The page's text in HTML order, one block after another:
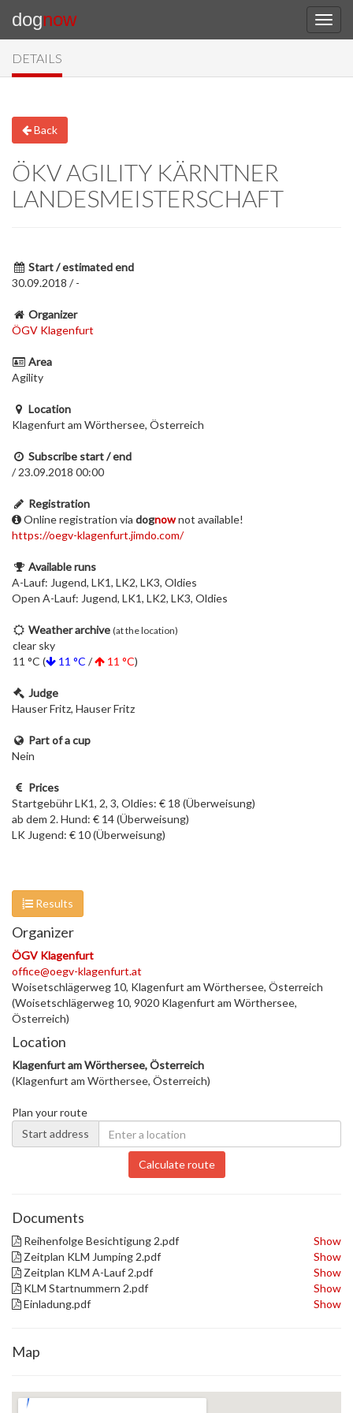
dognow
DETAILS
Back
ÖKV AGILITY KÄRNTNER
LANDESMEISTERSCHAFT
Start / estimated end
30.09.2018 / -
Organizer
ÖGV Klagenfurt
Area
Agility
Location
Klagenfurt am Wörthersee, Österreich
Subscribe start / end
/ 23.09.2018 00:00
Registration
Online registration via dognownot available!
https://oegv-klagenfurt.jimdo.com/
Available runs
A-Lauf: Jugend, LK1, LK2, LK3, Oldies
Open A-Lauf: Jugend, LK1, LK2, LK3, Oldies
Weather archive (at the location)
clear sky
11 °C (
11 °C / 11 °C)
Judge
Hauser Fritz, Hauser Fritz
Part of a cup
Nein
Prices
Startgebühr LK1, 2, 3, Oldies: € 18 (Überweisung)
ab dem 2. Hund: € 14 (Überweisung)
LK Jugend: € 10 (Überweisung)
Results
Organizer
ÖGV Klagenfurt
office@oegv-klagenfurt.at
Woisetschlägerweg 10, Klagenfurt am Wörthersee, Österreich
(Woisetschlägerweg 10, 9020 Klagenfurt am Wörthersee,
Österreich)
Location
Klagenfurt am Wörthersee, Österreich
(Klagenfurt am Wörthersee, Österreich)
Plan your route
Start address
Calculate route
Documents
Reihenfolge Besichtigung 2.pdf
Show
Zeitplan KLM Jumping 2.pdf
Show
Zeitplan KLM A-Lauf 2.pdf
Show
KLM Startnummern 2.pdf
Show
Einladung.pdf
Show
Map